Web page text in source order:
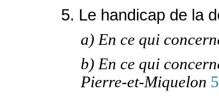
5. Le handicap de la
a) En ce qui
b) En ce qui
Pierre-et-Miquelon